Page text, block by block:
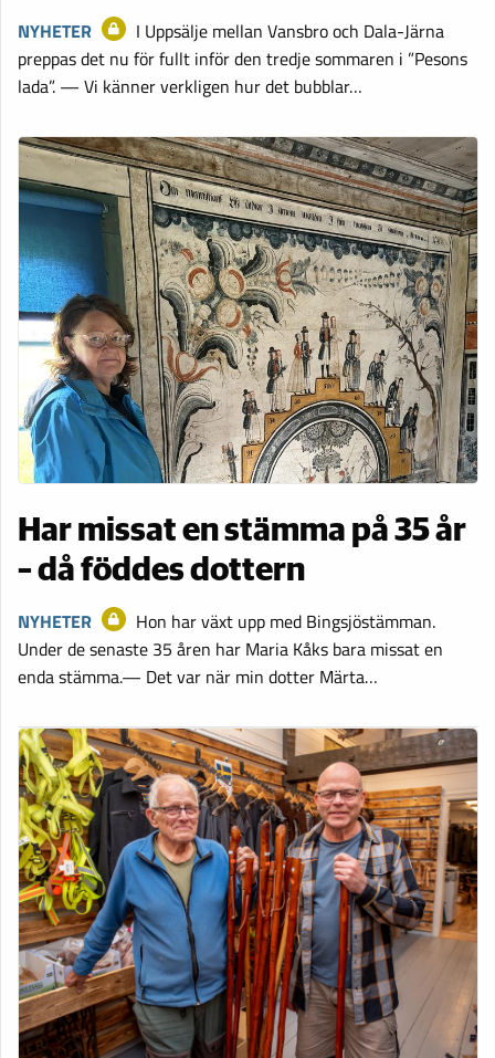
NYHETER
I Uppsälje mellan Vansbro och Dala-Järna
preppas det nu för fullt inför den tredje sommaren i ”Pesons
lada”. — Vi känner verkligen hur det bubblar…
Har missat en stämma på 35 år
– då föddes dottern
NYHETER
Hon har växt upp med Bingsjöstämman.
Under de senaste 35 åren har Maria Kåks bara missat en
enda stämma.— Det var när min dotter Märta…